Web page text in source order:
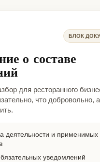
БЛОК
о составе
для ресторанного
что добровольно,
деятельности и применимых
уведомлений